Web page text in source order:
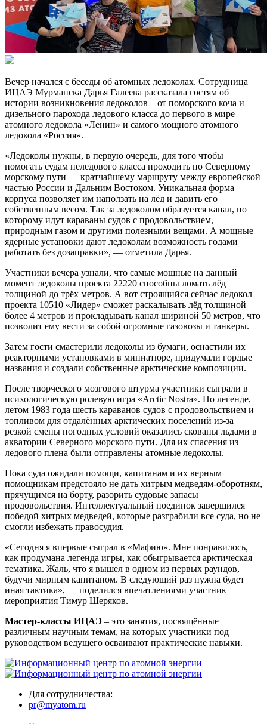
Вечер начался с беседы об атомных ледоколах. Сотрудница
ИЦАЭ Мурманска Дарья Галеева рассказала гостям об
истории возникновения ледоколов – от поморского коча и
дизельного парохода ледового класса до первого в мире
атомного ледокола «Ленин» и самого мощного атомного
ледокола «Россия».
«Ледоколы нужны, в первую очередь, для того чтобы
помогать судам неледового класса проходить по Северному
морскому пути — кратчайшему маршруту между европейской
частью России и Дальним Востоком. Уникальная форма
корпуса позволяет им наползать на лёд и давить его
собственным весом. Так за ледоколом образуется канал, по
которому идут караваны судов с продовольствием,
природным газом и другими полезными вещами. А мощные
ядерные установки дают ледоколам возможность годами
работать без дозаправки», — отметила Дарья.
Участники вечера узнали, что самые мощные на данный
момент ледоколы проекта 22220 способны ломать лёд
толщиной до трёх метров. А вот строящийся сейчас ледокол
проекта 10510 «Лидер» сможет раскалывать лёд толщиной
более 4 метров и прокладывать канал шириной 50 метров, что
позволит ему вести за собой огромные газовозы и танкеры.
Затем гости смастерили ледоколы из бумаги, оснастили их
реакторными установками в миниатюре, придумали гордые
названия и создали собственные арктические композиции.
После творческого мозгового штурма участники сыграли в
психологическую ролевую игра «Arctic Nostra». По легенде,
летом 1983 года шесть караванов судов с продовольствием и
топливом для отдалённых арктических поселений из-за
резкой смены погодных условий оказались скованы льдами в
акватории Северного морского пути. Для их спасения из
ледового плена были отправлены атомные ледоколы.
Пока суда ожидали помощи, капитанам и их верным
помощникам предстояло не дать хитрым медведям-оборотням,
прячущимся на борту, разорить судовые запасы
продовольствия. Интеллектуальный поединок завершился
победой хитрых медведей, которые разграбили все суда, но не
смогли избежать правосудия.
«Сегодня я впервые сыграл в «Мафию». Мне понравилось,
как продумана легенда игры, как обыгрывается арктическая
тематика. Жаль, что я вышел в одном из первых раундов,
будучи мирным капитаном. В следующий раз нужна будет
иная тактика», — поделился впечатлениями участник
мероприятия Тимур Шеряков.
Мастер-классы ИЦАЭ – это занятия, посвящённые
различным научным темам, на которых участники под
руководством ведущего осваивают практические навыки.
Для сотрудничества:
pr@myatom.ru